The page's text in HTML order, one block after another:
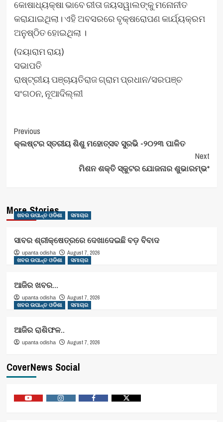
କୋଷାଧ୍ୟକ୍ଷା ଭାବେ ରୀତା ଜୟସୱାଲଙ୍କୁ ମନୋନୀତ
କରାଯାଇଥିଲା। ଏହି ଅବସରରେ ବୃକ୍ଷରୋପଣ କାର୍ଯ୍ୟକ୍ରମ
ଅନୁଷ୍ଠିତ ହୋଇଥିଲା ।
(ଦୟାରାମ ରାୟ)
ସଭାପତି
ରାଷ୍ଟ୍ରୀୟ ପଞ୍ଚାୟତିରାଜ ଗ୍ରାମ ପ୍ରଧାନ/ସରପଞ୍ଚ
ସଂଗଠନ, ନୂଆଦିଲ୍ଲୀ
Post
Navigation
Previous
କ୍ଲଷ୍ଟର ସ୍ତରୀୟ ଶିଶୁ ମହୋତ୍ସବ ସୁରଭି -୨୦୨୩ ପାଳିତ
Next
ମିଶନ ଶକ୍ତି ସ୍କୁଟର ଯୋଜନାର ଶୁଭାରମ୍ଭ*
More Stories
ଖବର ଉପାନ୍ତ ଓଡିଶା ସମାଚାର
ସାବର ଶ୍ରୀକ୍ଷେତ୍ରରେ ଦେଖାଦେଇଛି ବଡ଼ ବିବାଦ
upanta odisha
August 7, 2026
ଖବର ଉପାନ୍ତ ଓଡିଶା
ସମାଚାର
ଆଜିର ଖବର…
upanta odisha
August 7, 2026
ଖବର ଉପାନ୍ତ ଓଡିଶା
ସମାଚାର
ଆଜିର ରାଶିଫଳ..
upanta odisha August 7, 2026
CoverNews Social